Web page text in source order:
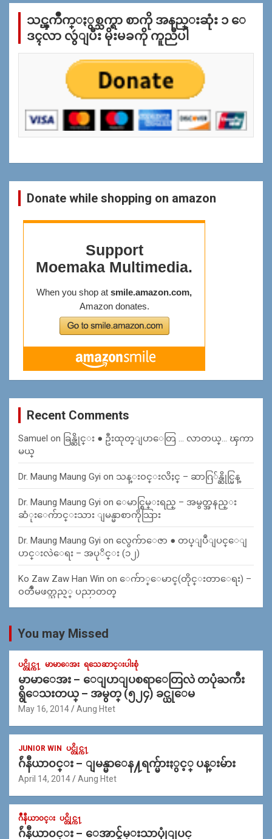
က္
န္
သင္ၾကိဳက္ႏွစ္သက္ရာ စာကို အနည္းဆုံး ၁ ေ
ဒၚလာ လွဴျပီး မိုးမခကို ကူညီပါ
Donate while shopping on amazon
Recent Comments
Samuel on ခြန္ဆိုင္း ● ဦးထုတ္ျပာေတြ … လာတယ္… ၾကာ
မယ္
Dr. Maung Maung Gyi on သန္း၀င္းလိႈင္ – ဆာဂြ်န္ဆိုင္မြန္
Dr. Maung Maung Gyi on ေမာင္စြမ္းရည္ – အမွတ္အနည္း
ဆံုးေက်ာင္းသား ျမန္မာစာကိုသြား
Dr. Maung Maung Gyi on လွေက်ာေဇာ ● တပ္ျပဳျပင္ေျ
ပာင္းလဲေရး – အပုိင္း (၁၂)
Ko Zaw Zaw Han Win on ေက်ာ္ေမာင္(တိုင္းတာေရး) –
၀တၳဳမဖတ္သည့္ ပညာတတ္
You may Missed
ပင္တိုင္က႑ မာမာေအး ရသေဆာင္းပါးစုံ
မာမာေအး – ေျပာျပစရာေတြလဲ တပုံႀကီး
ရွိေသးတယ္ – အမွတ္ (၅၂၄) ခင္ယုေမ
May 16, 2014 Aung Htet
JUNIOR WIN ပင္တိုင္က႑
ဂ်ဴနီယာ၀င္း – ျမန္မာေန႔ရက္မ်ားႏွင့္ ပန္းမ်ား
April 14, 2014 Aung Htet
ဂ်ဳနီယာ၀င္း ပင္တိုင္က႑
ဂ်ဴနီယာ၀င္း – ေအာင္ခ်မ္းသာပုုံျပင္